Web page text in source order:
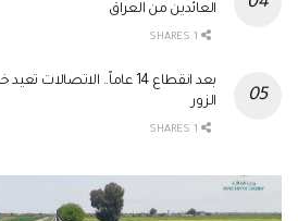
العائدين من العراق
1 SHARES
بعد انقطاع 14 عاماً..
الزور
1 SHARES